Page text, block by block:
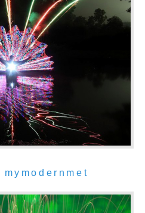
mymodernmet